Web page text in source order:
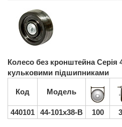
Колесо без кронштейна Серія
кульковими підшипниками
Код Модель
440101 44-101х38-B 100